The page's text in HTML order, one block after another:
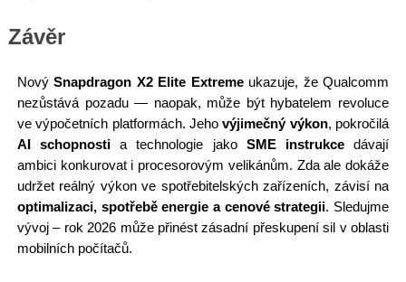
Závěr
NovýSnapdragon X2 Elite Extremeukazuje, že Qualcomm
nezůstává pozadu — naopak, může být hybatelem revoluce
ve výpočetních platformách. Jehovýjimečný výkon, pokročilá
AI schopnosti a technologie jako SME instrukcedávají
ambici konkurovat i procesorovým velikánům. Zda ale dokáže
udržet reálný výkon ve spotřebitelských zařízeních, závisí na
optimalizaci, spotřebě energie a cenové strategii. Sledujme
vývoj – rok 2026 může přinést zásadní přeskupení sil v oblasti
mobilních počítačů.